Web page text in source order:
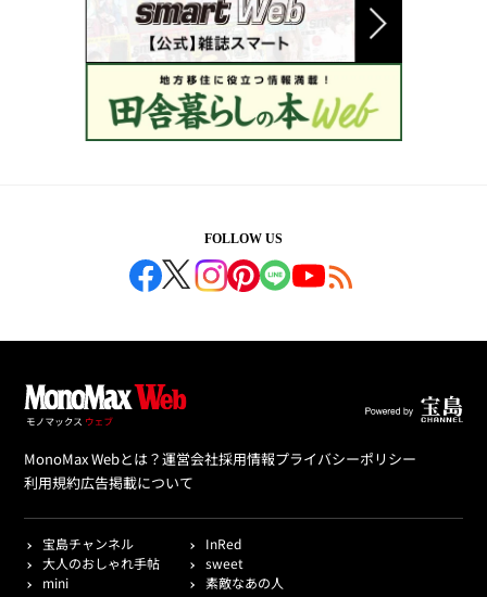
FOLLOW US
MonoMax Webとは？運営会社採用情報プライバシーポリシー
利用規約広告掲載について
宝島チャンネル
InRed
大人のおしゃれ手帖
sweet
mini
素敵なあの人